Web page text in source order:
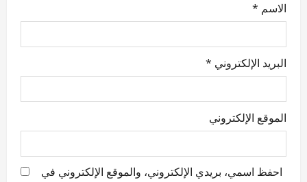
الاسم *
البريد الإلكتروني *
الموقع الإلكتروني
احفظ اسمي، بريدي الإلكتروني، والموقع الإلكتروني في